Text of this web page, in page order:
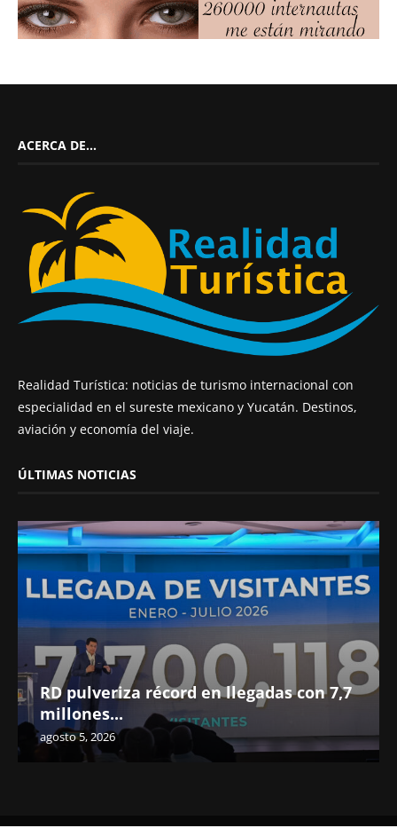
ACERCA DE…
Realidad Turística: noticias de turismo internacional con
especialidad en el sureste mexicano y Yucatán. Destinos,
aviación y economía del viaje.
ÚLTIMAS NOTICIAS
RD pulveriza récord en llegadas con 7,7
millones...
agosto 5, 2026